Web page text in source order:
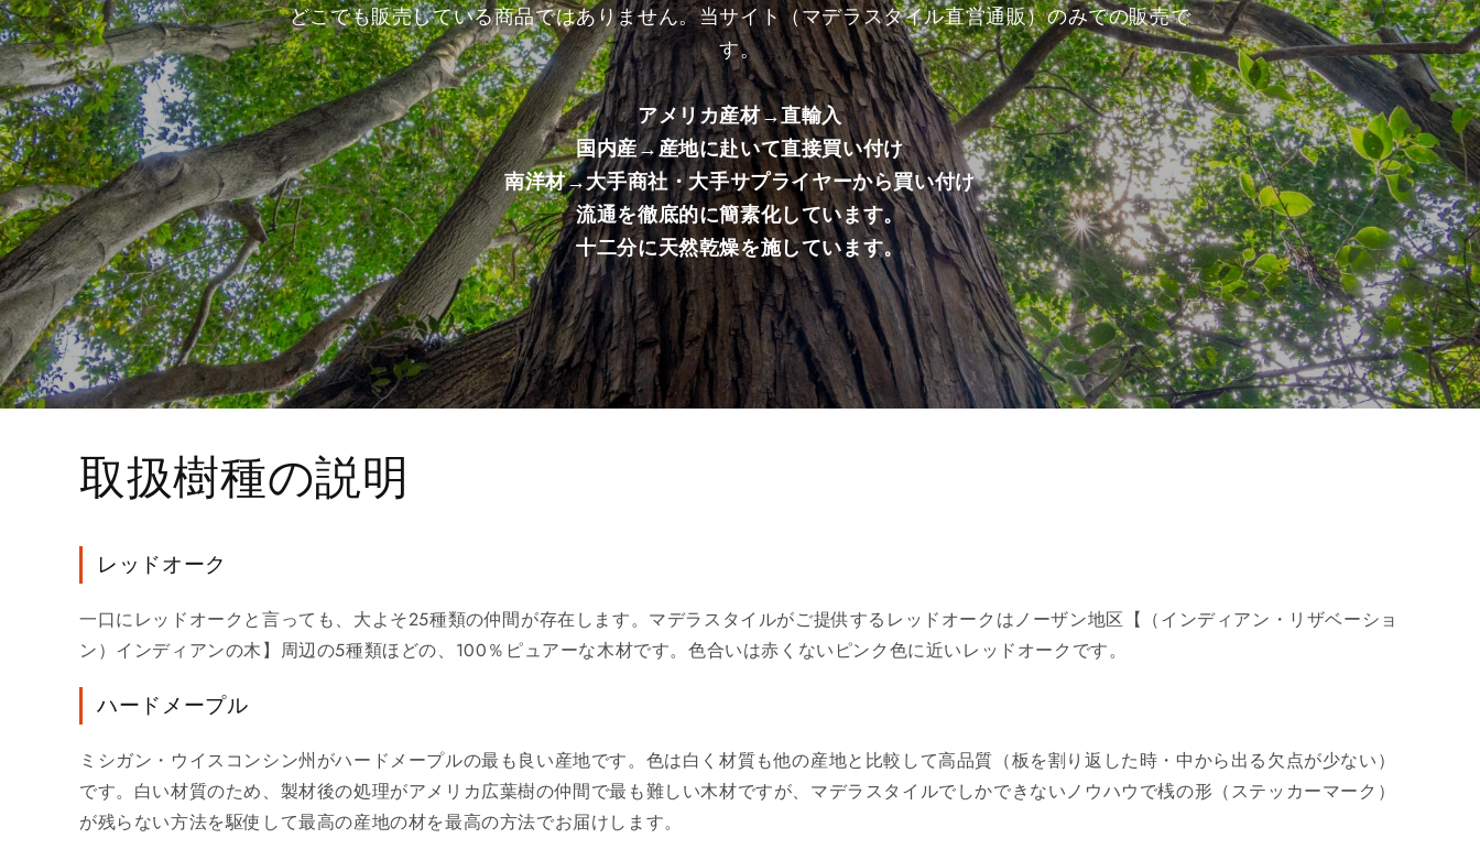
品）
の
数
量
を
減
ら
す
品）
の
数
量
を
増
や
す
どこでも販売している商品ではありません。当サイト（マデラスタイル直営通販）のみでの販売で
す。
アメリカ産材→直輸入
国内産→産地に赴いて直接買い付け
南洋材→大手商社・大手サプライヤーから買い付け
流通を徹底的に簡素化しています。
十二分に天然乾燥を施しています。
取扱樹種の説明
レッドオーク
一口にレッドオークと言っても、大よそ25種類の仲間が存在します。マデラスタイルがご提供するレッドオークはノーザン地区【（インディアン・リザベーショ
ン）インディアンの木】周辺の5種類ほどの、100％ピュアーな木材です。色合いは赤くないピンク色に近いレッドオークです。
ハードメープル
ミシガン・ウイスコンシン州がハードメープルの最も良い産地です。色は白く材質も他の産地と比較して高品質（板を割り返した時・中から出る欠点が少ない）
です。白い材質のため、製材後の処理がアメリカ広葉樹の仲間で最も難しい木材ですが、マデラスタイルでしかできないノウハウで桟の形（ステッカーマーク）
が残らない方法を駆使して最高の産地の材を最高の方法でお届けします。